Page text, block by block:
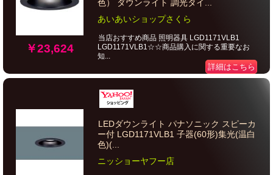
￥23,624
色） ダウンライト 調光タイ...
あいあいショップさくら
当店おすすめ商品 照明器具 LGD1171VLB1
LGD1171VLB1☆☆商品購入に関する重要なお
知...
詳細はこちら
LEDダウンライト パナソニック スピーカ
ー付 LGD1171VLB1 子器(60形)集光(温白
色)(...
ニッショーヤフー店